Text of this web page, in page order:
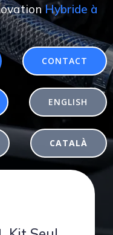
Hybride à
CONTACT
ENGLISH
CATALÀ